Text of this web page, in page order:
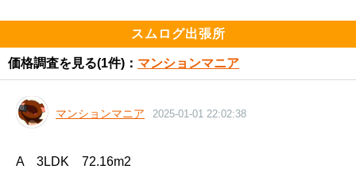
スムログ出張所
価格調査を見る(1件)： マンションマニア
マンションマニア 2025-01-01 22:02:38
A　3LDK　72.16m2